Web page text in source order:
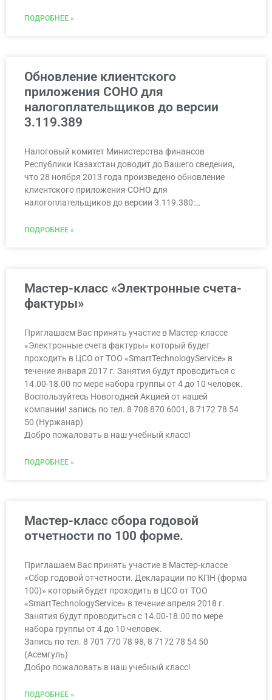
ПОДРОБНЕЕ »
Обновление клиентского
приложения СОНО для
налогоплательщиков до версии
3.119.389
Налоговый комитет Министерства финансов
Республики Казахстан доводит до Вашего сведения,
что 28 ноября 2013 года произведено обновление
клиентского приложения СОНО для
налогоплательщиков до версии 3.119.380:…
ПОДРОБНЕЕ »
Мастер-класс «Электронные счета-
фактуры»
Приглашаем Вас принять участие в Мастер-классе
«Электронные счета фактуры» который будет
проходить в ЦСО от ТОО «SmartTechnologyService» в
течение января 2017 г. Занятия будут проводиться с
14.00-18.00 по мере набора группы от 4 до 10 человек.
Воспользуйтесь Новогодней Акцией от нашей
компании! запись по тел. 8 708 870 6001, 8 7172 78 54
50 (Нуржанар)
Добро пожаловать в наш учебный класс!
ПОДРОБНЕЕ »
Мастер-класс сбора годовой
отчетности по 100 форме.
Приглашаем Вас принять участие в Мастер-классе
«Сбор годовой отчетности. Декларации по КПН (форма
100)» который будет проходить в ЦСО от ТОО
«SmartTechnologyService» в течение апреля 2018 г.
Занятия будут проводиться с 14.00-18.00 по мере
набора группы от 4 до 10 человек.
Запись по тел. 8 701 770 78 98, 8 7172 78 54 50
(Асемгуль)
Добро пожаловать в наш учебный класс!
ПОДРОБНЕЕ »